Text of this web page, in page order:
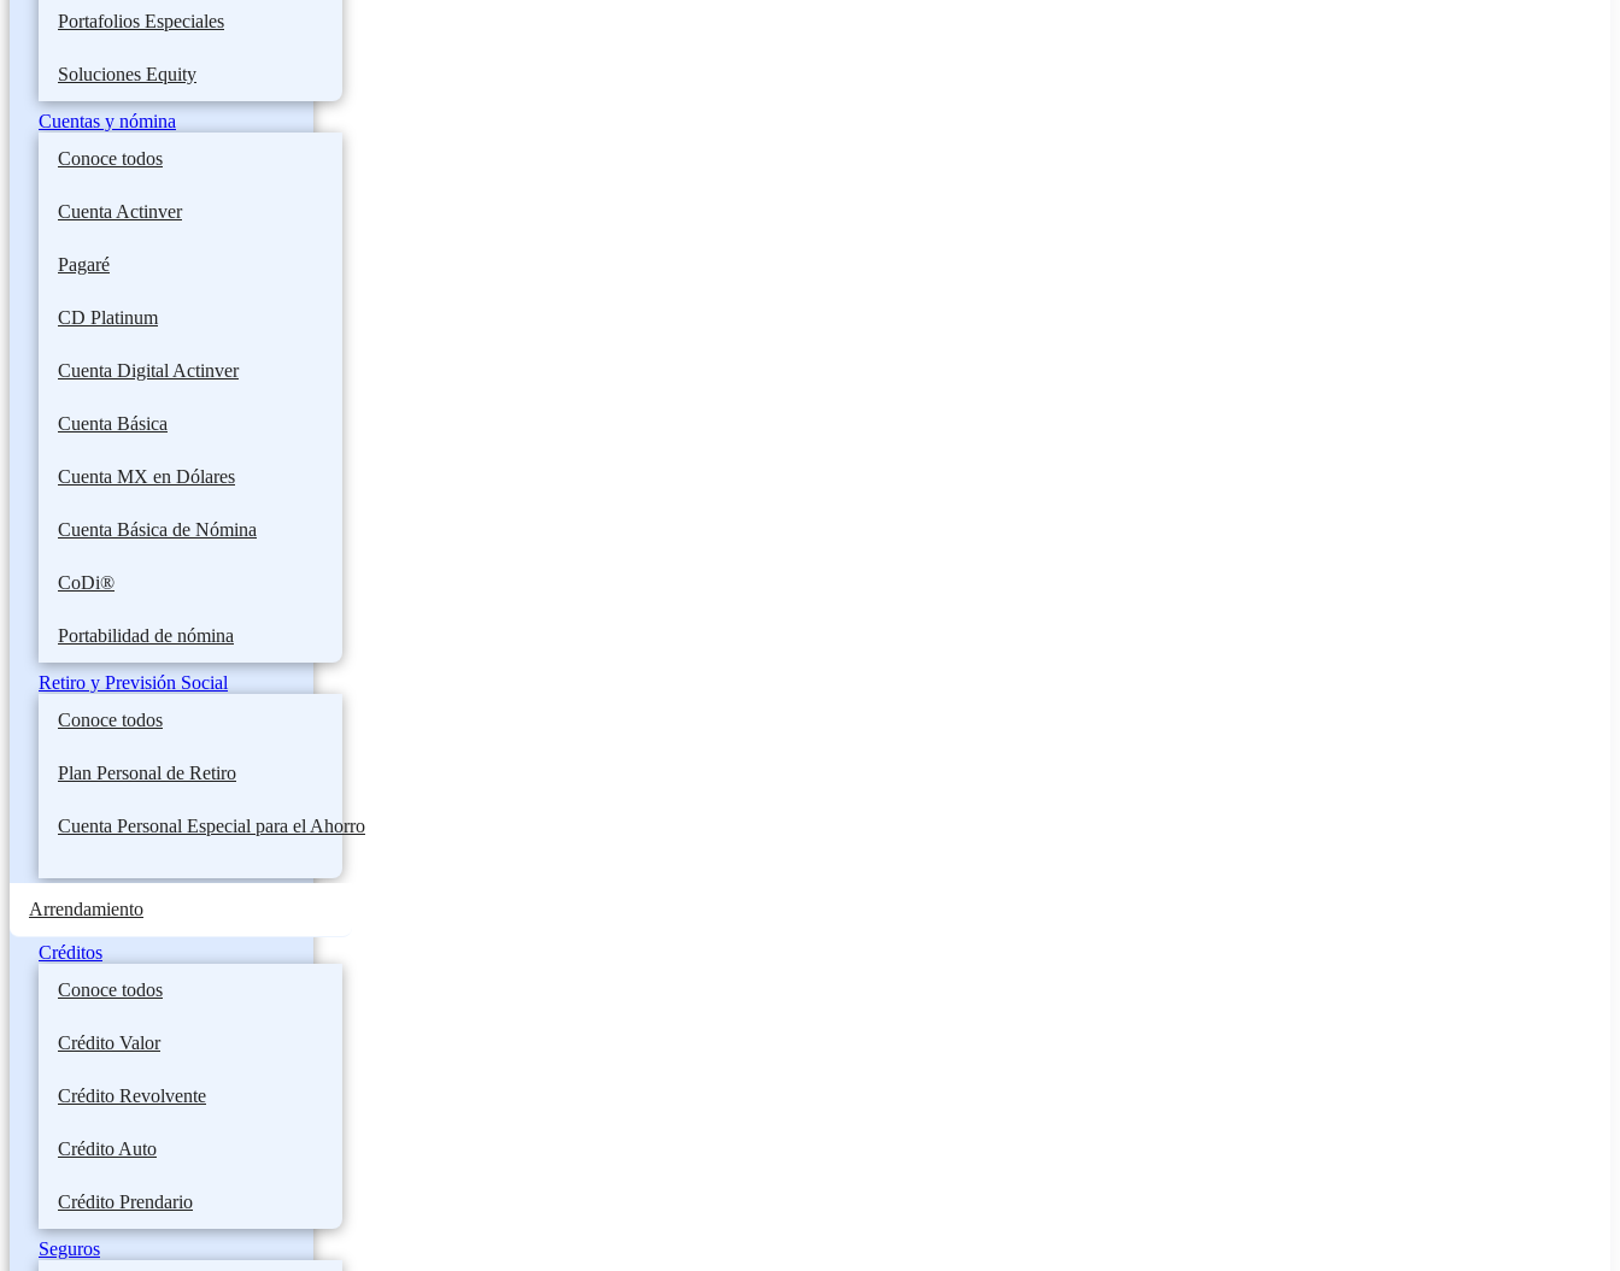
Portafolios Especiales
Soluciones Equity
Cuentas y nómina
Conoce todos
Cuenta Actinver
Pagaré
CD Platinum
Cuenta Digital Actinver
Cuenta Básica
Cuenta MX en Dólares
Cuenta Básica de Nómina
CoDi®
Portabilidad de nómina
Retiro y Previsión Social
Conoce todos
Plan Personal de Retiro
Cuenta Personal Especial para el Ahorro
Arrendamiento
Créditos
Conoce todos
Crédito Valor
Crédito Revolvente
Crédito Auto
Crédito Prendario
Seguros